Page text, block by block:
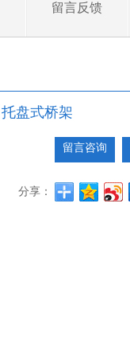
留言反馈
托盘式桥架
留言咨询
分享：